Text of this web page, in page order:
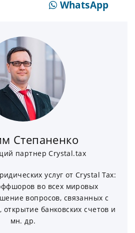
WhatsApp
Степаненко
партнер Crystal.tax
услуг от Crystal Tax:
во всех мировых
вопросов, связанных с
банковских счетов и
мн. др.